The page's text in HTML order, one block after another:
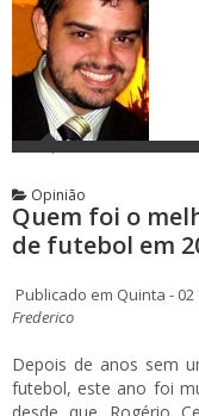
Opinião
Quem foi o
de futebol em
Publicado em Quinta -
Frederico
Depois de anos sem
futebol, este ano foi